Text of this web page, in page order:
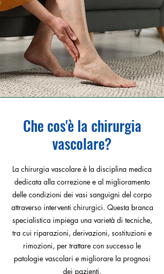
Che cos'è la chirurgia
vascolare?
La chirurgia vascolare è la disciplina medica
dedicata alla correzione e al miglioramento
delle condizioni dei vasi sanguigni del corpo
attraverso interventi chirurgici. Questa branca
specialistica impiega una varietà di tecniche,
tra cui riparazioni, derivazioni, sostituzioni e
rimozioni, per trattare con successo le
patologie vascolari e migliorare la prognosi
dei pazienti.